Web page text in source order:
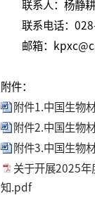
联系人：杨静
联系电话：
邮箱：
附件：
附件1.中国生物
附件2.中国生物
附件3.中国生物
关于开展2025
知.pdf